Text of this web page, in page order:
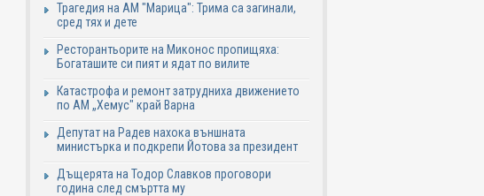
Трагедия на АМ "Марица": Трима са загинали,
сред тях и дете
Ресторантьорите на Миконос пропищяха:
Богаташите си пият и ядат по вилите
Катастрофа и ремонт затрудниха движението
по АМ „Хемус" край Варна
Депутат на Радев нахока външната
министърка и подкрепи Йотова за президент
Дъщерята на Тодор Славков проговори
година след смъртта му